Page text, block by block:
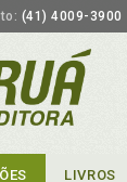
(41) 4009-3900
LIVROS